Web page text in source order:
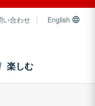
い合わせ English
楽しむ